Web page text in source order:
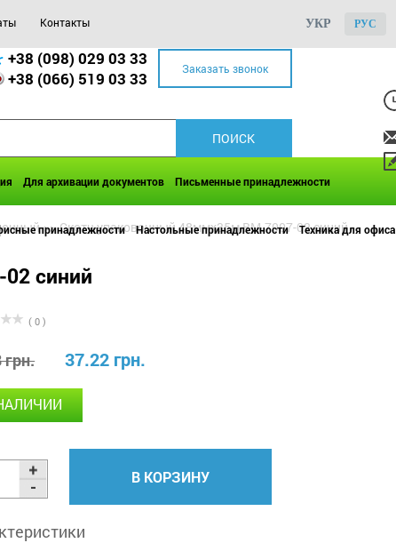
Контакты УКР РУС
+38 (098) 029 03 33
+38 (066) 519 03 33 Заказать звонок
Для архивации документов Письменные принадлежности
принадлежности Настольные принадлежности Техника для офиса
>> Скотч упаковочный 48ммx35м BM.7007-02 синий
синий
( 0 )
грн. 37.22 грн.
В КОРЗИНУ